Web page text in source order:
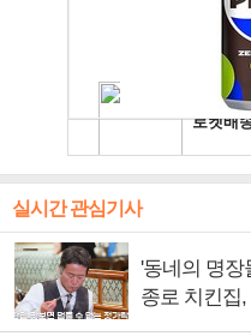
실시간 관심기사
'동네의 명장
종로 치킨집